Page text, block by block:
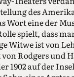
des
Wort eine der
spielt, dass
Witwe ist von
Rodgers und
1902 auf der